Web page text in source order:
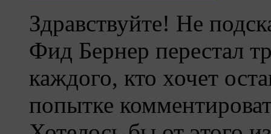
Здравствуйте! Не
Фид Бернер перестал
каждого, кто хочет
попытке